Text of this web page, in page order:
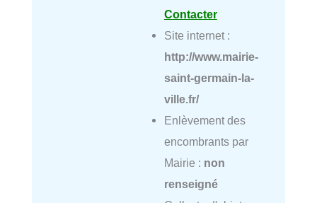
Contacter
Site internet :
http://www.mairie-
saint-germain-la-
ville.fr/
Enlèvement des
encombrants par
Mairie : non
renseigné